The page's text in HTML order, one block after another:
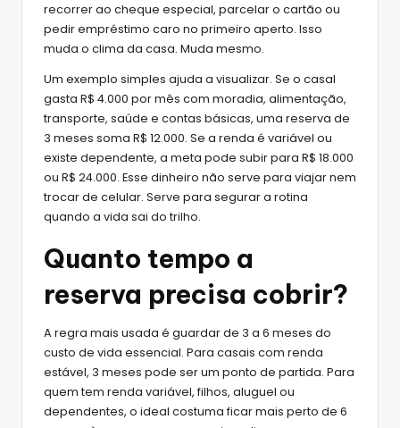
recorrer ao cheque especial, parcelar o cartão ou
pedir empréstimo caro no primeiro aperto. Isso
muda o clima da casa. Muda mesmo.
Um exemplo simples ajuda a visualizar. Se o casal
gasta R$ 4.000 por mês com moradia, alimentação,
transporte, saúde e contas básicas, uma reserva de
3 meses soma R$ 12.000. Se a renda é variável ou
existe dependente, a meta pode subir para R$ 18.000
ou R$ 24.000. Esse dinheiro não serve para viajar nem
trocar de celular. Serve para segurar a rotina
quando a vida sai do trilho.
Quanto tempo a
reserva precisa cobrir?
A regra mais usada é guardar de 3 a 6 meses do
custo de vida essencial. Para casais com renda
estável, 3 meses pode ser um ponto de partida. Para
quem tem renda variável, filhos, aluguel ou
dependentes, o ideal costuma ficar mais perto de 6